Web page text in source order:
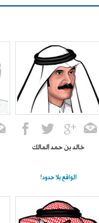
خالد بن حمد المالك
الواقع بلا حدود!